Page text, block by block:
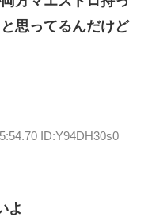
思ってるんだけど
ID:Y94DH30s0
よ